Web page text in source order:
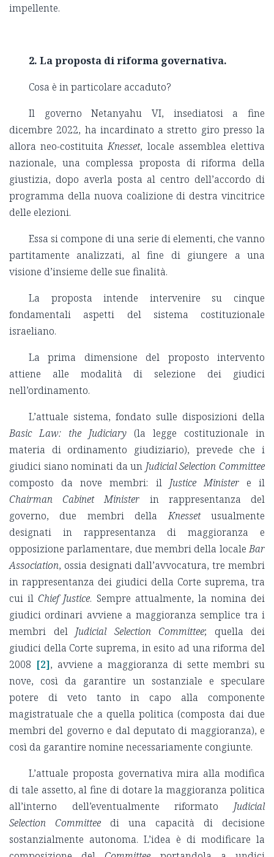
impellente.
2. La proposta di riforma governativa.
Cosa è in particolare accaduto?
Il governo Netanyahu VI, insediatosi a fine
dicembre 2022, ha incardinato a stretto giro presso la
allora neo-costituitaKnesset, locale assemblea elettiva
nazionale, una complessa proposta di riforma della
giustizia, dopo averla posta al centro dell’accordo di
programma della nuova coalizione di destra vincitrice
delle elezioni.
Essa si compone di una serie di elementi, che vanno
partitamente analizzati, al fine di giungere a una
visione d’insieme delle sue finalità.
La proposta intende intervenire su cinque
fondamentali aspetti del sistema costituzionale
israeliano.
La prima dimensione del proposto intervento
attiene alle modalità di selezione dei giudici
nell’ordinamento.
L’attuale sistema, fondato sulle disposizioni della
Basic Law: the Judiciary (la legge costituzionale in
materia di ordinamento giudiziario), prevede che i
giudici siano nominati da un Judicial Selection Committee
composto da nove membri: il Justice Ministere il
Chairman Cabinet Minister in rappresentanza del
governo, due membri dellaKnessetusualmente
designati in rappresentanza di maggioranza e
opposizione parlamentare, due membri della localeBar
Association, ossia designati dall’avvocatura, tre membri
in rappresentanza dei giudici della Corte suprema, tra
cui ilChief Justice. Sempre attualmente, la nomina dei
giudici ordinari avviene a maggioranza semplice tra i
membri del Judicial Selection Committee; quella dei
giudici della Corte suprema, in esito ad una riforma del
2008 [2], avviene a maggioranza di sette membri su
nove, così da garantire un sostanziale e speculare
potere di veto tanto in capo alla componente
magistratuale che a quella politica (composta dai due
membri del governo e dal deputato di maggioranza), e
così da garantire nomine necessariamente congiunte.
L’attuale proposta governativa mira alla modifica
di tale assetto, al fine di dotare la maggioranza politica
all’interno dell’eventualmente riformato Judicial
Selection Committee di una capacità di decisione
sostanzialmente autonoma. L’idea è di modificare la